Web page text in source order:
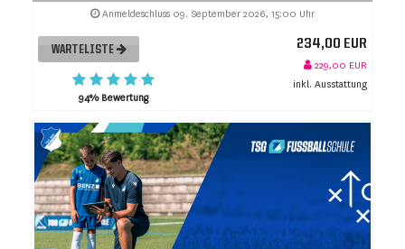
Anmeldeschluss 09. September 2026, 15:00 Uhr
WARTELISTE
94% Bewertung
234,00 EUR
229,00 EUR
inkl. Ausstattung